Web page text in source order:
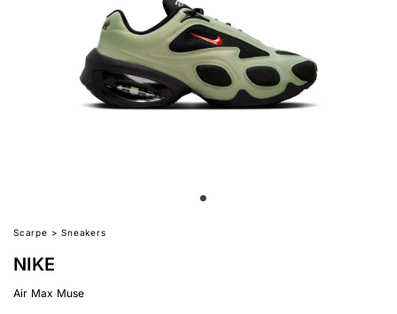
Scarpe >Sneakers
NIKE
Air Max Muse